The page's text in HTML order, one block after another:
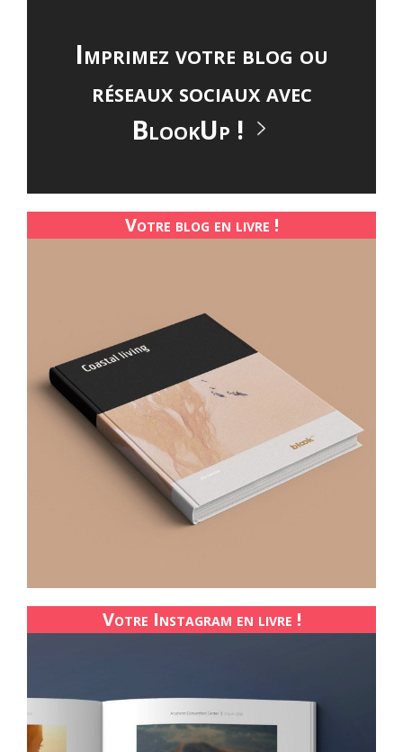
Imprimez votre blog ou
réseaux sociaux avec
BlookUp !
Votre blog en livre !
Votre Instagram en livre !